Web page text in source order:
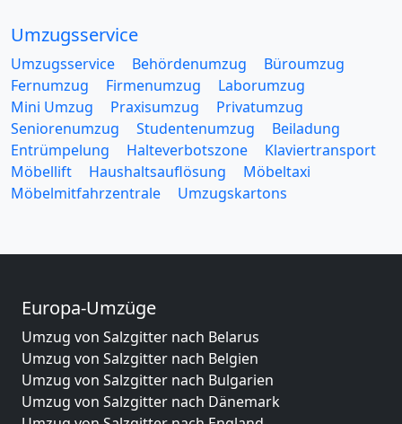
Umzugsservice
Umzugsservice Behördenumzug
Büroumzug
Fernumzug
Firmenumzug
Laborumzug
Mini Umzug
Praxisumzug
Privatumzug
Seniorenumzug
Studentenumzug
Beiladung
Entrümpelung
Halteverbotszone
Klaviertransport
Möbellift
Haushaltsauflösung
Möbeltaxi
Möbelmitfahrzentrale
Umzugskartons
Europa-Umzüge
Umzug von Salzgitter nach Belarus
Umzug von Salzgitter nach Belgien
Umzug von Salzgitter nach Bulgarien
Umzug von Salzgitter nach Dänemark